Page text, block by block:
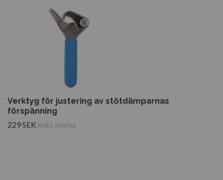
Verktyg för justering av stötdämparnas
förspänning
229 SEK exkl. moms